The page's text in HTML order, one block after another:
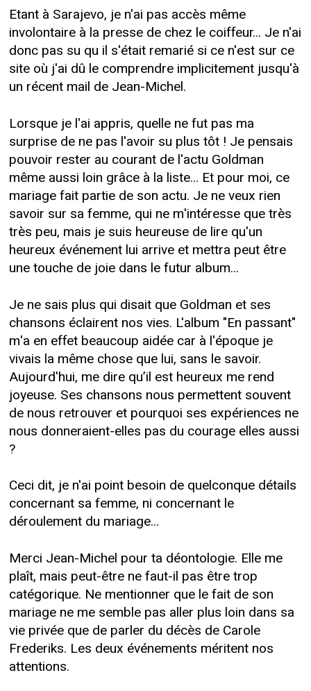
Etant à Sarajevo, je n'ai pas accès même
involontaire à la presse de chez le coiffeur... Je n'ai
donc pas su qu il s'était remarié si ce n'est sur ce
site où j'ai dû le comprendre implicitement jusqu'à
un récent mail de Jean-Michel.
Lorsque je l'ai appris, quelle ne fut pas ma
surprise de ne pas l'avoir su plus tôt ! Je pensais
pouvoir rester au courant de l'actu Goldman
même aussi loin grâce à la liste... Et pour moi, ce
mariage fait partie de son actu. Je ne veux rien
savoir sur sa femme, qui ne m'intéresse que très
très peu, mais je suis heureuse de lire qu'un
heureux événement lui arrive et mettra peut être
une touche de joie dans le futur album...
Je ne sais plus qui disait que Goldman et ses
chansons éclairent nos vies. L'album "En passant"
m'a en effet beaucoup aidée car à l'époque je
vivais la même chose que lui, sans le savoir.
Aujourd'hui, me dire qu’il est heureux me rend
joyeuse. Ses chansons nous permettent souvent
de nous retrouver et pourquoi ses expériences ne
nous donneraient-elles pas du courage elles aussi
?
Ceci dit, je n'ai point besoin de quelconque détails
concernant sa femme, ni concernant le
déroulement du mariage...
Merci Jean-Michel pour ta déontologie. Elle me
plaît, mais peut-être ne faut-il pas être trop
catégorique. Ne mentionner que le fait de son
mariage ne me semble pas aller plus loin dans sa
vie privée que de parler du décès de Carole
Frederiks. Les deux événements méritent nos
attentions.